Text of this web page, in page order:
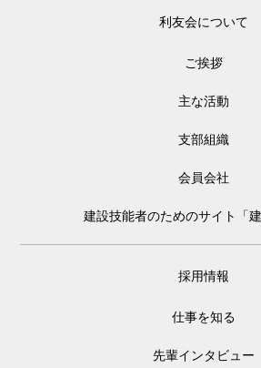
利友会について
ご挨拶
主な活動
支部組織
会員会社
建設技能者のためのサイト「建
採用情報
仕事を知る
先輩インタビュー